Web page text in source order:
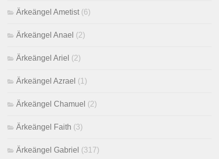
Ärkeängel Ametist (6)
Ärkeängel Anael (2)
Ärkeängel Ariel (2)
Ärkeängel Azrael (1)
Ärkeängel Chamuel (2)
Ärkeängel Faith (3)
Ärkeängel Gabriel (317)